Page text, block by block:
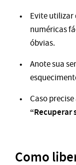
Evite utilizar
numéricas
óbvias.
Anote sua
Caso
“Recuperar
Como